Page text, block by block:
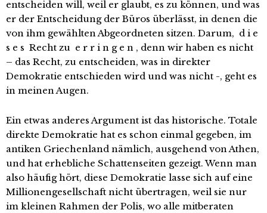
entscheiden will, weil er glaubt, es zu können, und was
er der Entscheidung der Büros überlässt, in denen die
von ihm gewählten Abgeordneten sitzen. Darum, d i e
s e s Recht zu e r r i n g e n , denn wir haben es nicht
– das Recht, zu entscheiden, was in direkter
Demokratie entschieden wird und was nicht -, geht es
in meinen Augen.
Ein etwas anderes Argument ist das historische. Totale
direkte Demokratie hat es schon einmal gegeben, im
antiken Griechenland nämlich, ausgehend von Athen,
und hat erhebliche Schattenseiten gezeigt. Wenn man
also häufig hört, diese Demokratie lasse sich auf eine
Millionengesellschaft nicht übertragen, weil sie nur
im kleinen Rahmen der Polis, wo alle mitberaten